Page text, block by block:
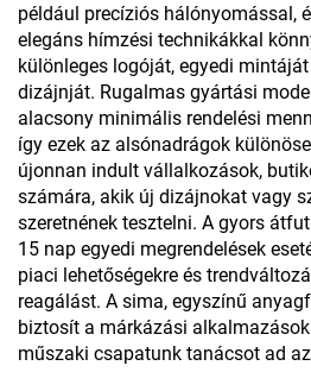
például precíziós hálónyomással,
elegáns hímzési technikákkal
különleges logóját, egyedi
dizájnját. Rugalmas gyártási
alacsony minimális rendelési
így ezek az alsónadrágok
újonnan indult vállalkozások,
számára, akik új dizájnokat vagy
szeretnének tesztelni. A gyors
15 nap egyedi megrendelések
piaci lehetőségekre és
reagálást. A sima, egyszínű
biztosít a márkázási
műszaki csapatunk tanácsot ad